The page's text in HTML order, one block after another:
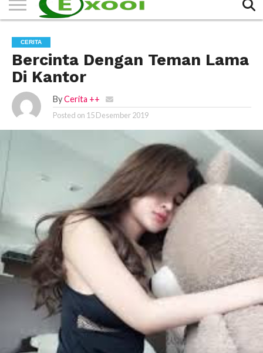
CERITA
Bercinta Dengan Teman Lama
Di Kantor
By Cerita ++
Posted on 15 Desember 2019